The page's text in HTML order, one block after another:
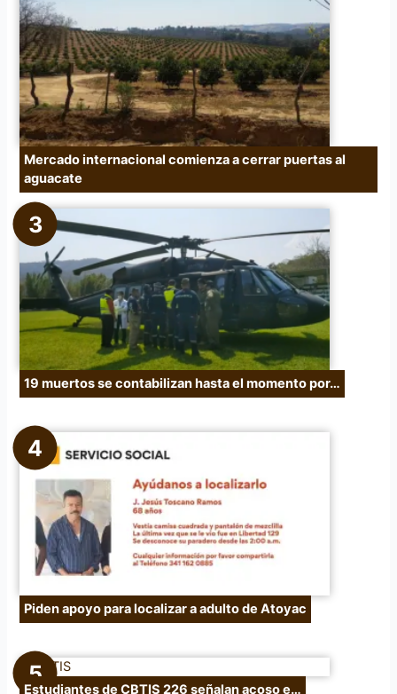
Mercado internacional comienza a cerrar puertas al
aguacate
19 muertos se contabilizan hasta el momento por…
Piden apoyo para localizar a adulto de Atoyac
Estudiantes de CBTIS 226 señalan acoso e…